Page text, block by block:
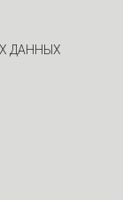
ДАННЫХ